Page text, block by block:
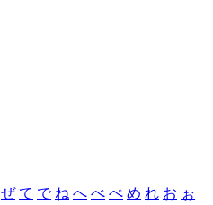
ぜ て で ね へ べ ぺ め れ お ぉ